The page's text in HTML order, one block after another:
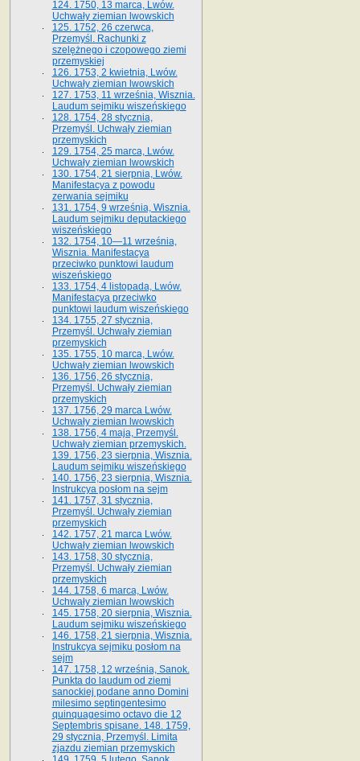
124. 1750, 13 marca, Lwów.
Uchwały ziemian lwowskich
125. 1752, 26 czerwca,
Przemyśl. Rachunki z
szelężnego i czopowego ziemi
przemyskiej
126. 1753, 2 kwietnia, Lwów.
Uchwały ziemian lwowskich
127. 1753, 11 września, Wisznia.
Laudum sejmiku wiszeńskiego
128. 1754, 28 stycznia,
Przemyśl. Uchwały ziemian
przemyskich
129. 1754, 25 marca, Lwów.
Uchwały ziemian lwowskich
130. 1754, 21 sierpnia, Lwów.
Manifestacya z powodu
zerwania sejmiku
131. 1754, 9 września, Wisznia.
Laudum sejmiku deputackiego
wiszeńskiego
132. 1754, 10—11 września,
Wisznia. Manifestacya
przeciwko punktowi laudum
wiszeńskiego
133. 1754, 4 listopada, Lwów.
Manifestacya przeciwko
punktowi laudum wiszeńskiego
134. 1755, 27 stycznia,
Przemyśl. Uchwały ziemian
przemyskich
135. 1755, 10 marca, Lwów.
Uchwały ziemian lwowskich
136. 1756, 26 stycznia,
Przemyśl. Uchwały ziemian
przemyskich
137. 1756, 29 marca Lwów.
Uchwały ziemian lwowskich
138. 1756, 4 maja, Przemyśl.
Uchwały ziemian przemyskich.
139. 1756, 23 sierpnia, Wisznia.
Laudum sejmiku wiszeńskiego
140. 1756, 23 sierpnia, Wisznia.
Instrukcya posłom na sejm
141. 1757, 31 stycznia,
Przemyśl. Uchwały ziemian
przemyskich
142. 1757, 21 marca Lwów.
Uchwały ziemian lwowskich
143. 1758, 30 stycznia,
Przemyśl. Uchwały ziemian
przemyskich
144. 1758, 6 marca, Lwów.
Uchwały ziemian lwowskich
145. 1758, 20 sierpnia, Wisznia.
Laudum sejmiku wiszeńskiego
146. 1758, 21 sierpnia, Wisznia.
Instrukcya sejmiku posłom na
sejm
147. 1758, 12 września, Sanok.
Punkta do laudum od ziemi
sanockiej podane anno Domini
milesimo septingentesimo
quinquagesimo octavo die 12
Septembris spisane. 148. 1759,
29 stycznia, Przemyśl. Limita
zjazdu ziemian przemyskich